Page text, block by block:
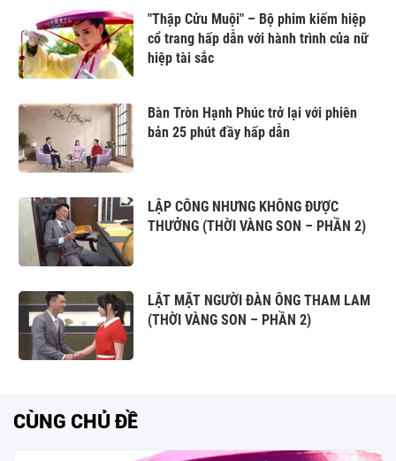
"Thập Cửu Muội" – Bộ phim kiếm hiệp
cổ trang hấp dẫn với hành trình của nữ
hiệp tài sắc
Bàn Tròn Hạnh Phúc trở lại với phiên
bản 25 phút đầy hấp dẫn
LẬP CÔNG NHƯNG KHÔNG ĐƯỢC
THƯỞNG (THỜI VÀNG SON – PHẦN 2)
LẬT MẶT NGƯỜI ĐÀN ÔNG THAM LAM
(THỜI VÀNG SON – PHẦN 2)
CÙNG CHỦ ĐỀ